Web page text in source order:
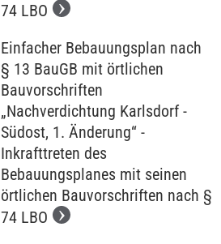
74 LBO
Einfacher Bebauungsplan nach
§ 13 BauGB mit örtlichen
Bauvorschriften
„Nachverdichtung Karlsdorf -
Südost, 1. Änderung“ -
Inkrafttreten des
Bebauungsplanes mit seinen
örtlichen Bauvorschriften nach §
74 LBO